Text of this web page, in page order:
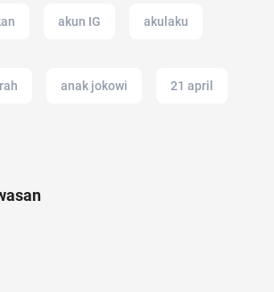
akun IG akulaku
anak jokowi 21 april